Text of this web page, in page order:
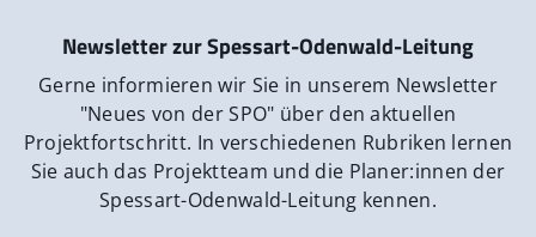
Newsletter zur Spessart-Odenwald-Leitung
Gerne informieren wir Sie in unserem Newsletter
"Neues von der SPO" über den aktuellen
Projektfortschritt. In verschiedenen Rubriken lernen
Sie auch das Projektteam und die Planer:innen der
Spessart-Odenwald-Leitung kennen.